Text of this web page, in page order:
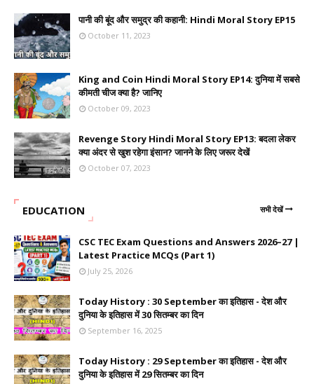
पानी की बूंद और समुद्र की कहानी: Hindi Moral Story EP15
October 11, 2023
King and Coin Hindi Moral Story EP14: दुनिया में सबसे
कीमती चीज क्या है? जानिए
October 09, 2023
Revenge Story Hindi Moral Story EP13: बदला लेकर
क्या अंदर से खुश रहेगा इंसान? जानने के लिए जरूर देखें
October 07, 2023
EDUCATION सभी देखें
CSC TEC Exam Questions and Answers 2026–27 |
Latest Practice MCQs (Part 1)
July 25, 2026
Today History : 30 September का इतिहास - देश और
दुनिया के इतिहास में 30 सितम्बर का दिन
September 16, 2025
Today History : 29 September का इतिहास - देश और
दुनिया के इतिहास में 29 सितम्बर का दिन